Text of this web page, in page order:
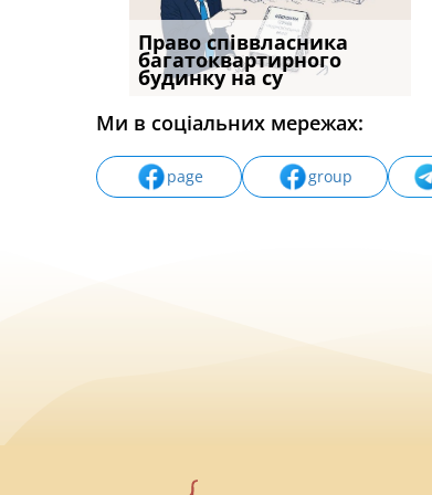
Право співвласника
багатоквартирного
будинку на су
ФУНДАМЕНТАЛЬНА
ПРОБЛЕМА «СУДОВОЇ
ПРАКТИКИ», АБО ПР
Ми в соціальних мережах:
page group